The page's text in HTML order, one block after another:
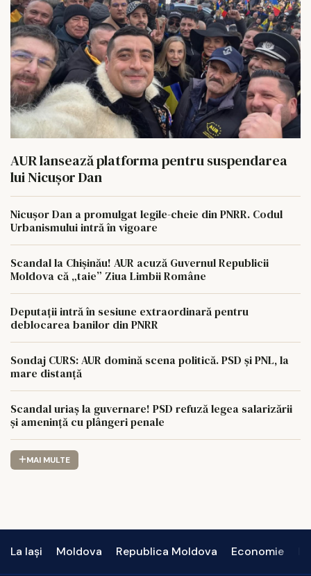
AUR lansează platforma pentru suspendarea
lui Nicușor Dan
Nicușor Dan a promulgat legile-cheie din PNRR. Codul
Urbanismului intră în vigoare
Scandal la Chișinău! AUR acuză Guvernul Republicii
Moldova că „taie” Ziua Limbii Române
Deputații intră în sesiune extraordinară pentru
deblocarea banilor din PNRR
Sondaj CURS: AUR domină scena politică. PSD și PNL, la
mare distanță
Scandal uriaș la guvernare! PSD refuză legea salarizării
și amenință cu plângeri penale
MAI MULTE
La Iași Moldova Republica Moldova Economie